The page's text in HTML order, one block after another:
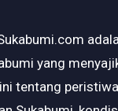
yang
tentang